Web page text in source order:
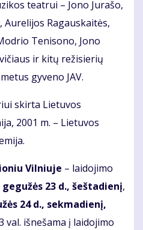
teatrui – Jono Jurašo,
Aurelijos Ragauskaitės,
Tenisono, Jono
ir kitų režisierių
gyveno JAV.
skirta Lietuvos
2001 m. – Lietuvos
Vilniuje – laidojimo
gegužės 23 d., šeštadienį,
24 d., sekmadienį,
val. išnešama į laidojimo